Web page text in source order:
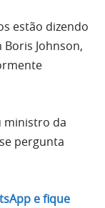
estão dizendo
Johnson,
ministro da
pergunta
e fique